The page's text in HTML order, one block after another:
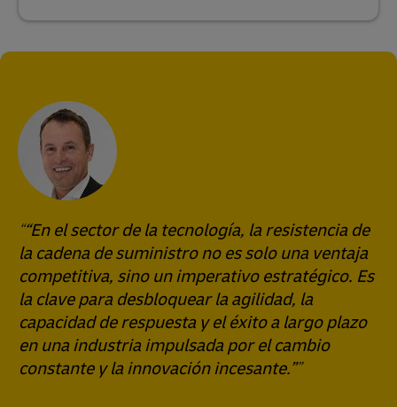
“En el sector de la tecnología, la resistencia de
la cadena de suministro no es solo una ventaja
competitiva, sino un imperativo estratégico. Es
la clave para desbloquear la agilidad, la
capacidad de respuesta y el éxito a largo plazo
en una industria impulsada por el cambio
constante y la innovación incesante.”